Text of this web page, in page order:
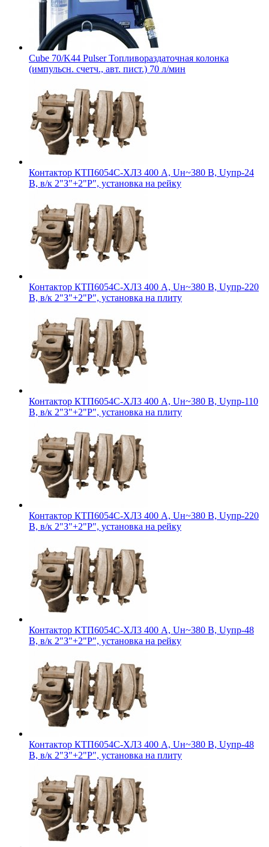
Cube 70/K44 Pulser Топливораздаточная колонка
(импульсн. счетч., авт. пист.) 70 л/мин
Контактор КТП6054С-ХЛ3 400 А, Uн~380 В, Uупр-24
В, в/к 2"З"+2"Р", установка на рейку
Контактор КТП6054С-ХЛ3 400 А, Uн~380 В, Uупр-220
В, в/к 2"З"+2"Р", установка на плиту
Контактор КТП6054С-ХЛ3 400 А, Uн~380 В, Uупр-110
В, в/к 2"З"+2"Р", установка на плиту
Контактор КТП6054С-ХЛ3 400 А, Uн~380 В, Uупр-220
В, в/к 2"З"+2"Р", установка на рейку
Контактор КТП6054С-ХЛ3 400 А, Uн~380 В, Uупр-48
В, в/к 2"З"+2"Р", установка на рейку
Контактор КТП6054С-ХЛ3 400 А, Uн~380 В, Uупр-48
В, в/к 2"З"+2"Р", установка на плиту